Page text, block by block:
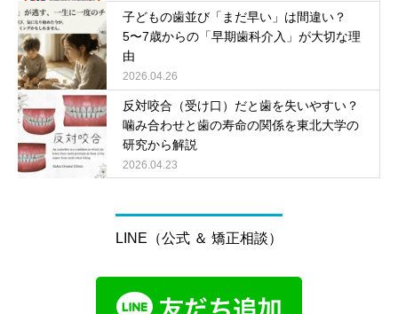
子どもの歯並び「まだ早い」は間違い？
5〜7歳からの「早期歯科介入」が大切な理
由
2026.04.26
反対咬合（受け口）だと歯を失いやすい？
噛み合わせと歯の寿命の関係を東北大学の
研究から解説
2026.04.23
LINE（公式 ＆ 矯正相談）